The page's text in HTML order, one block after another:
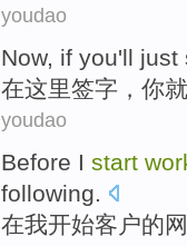
youdao
Now, if you'll just
在这里签字 ， 你就
youdao
Before I start
following.
在我开始客户的